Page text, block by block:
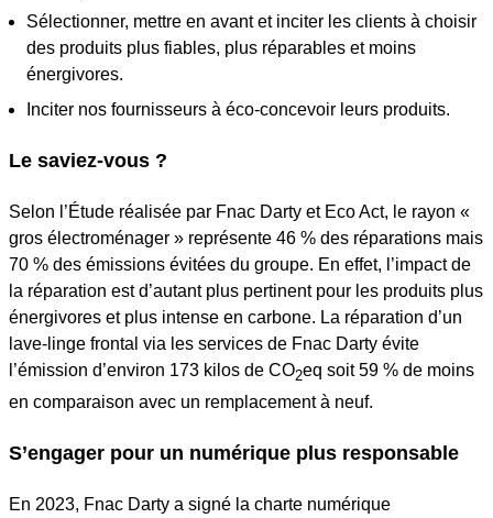
Sélectionner, mettre en avant et inciter les clients à choisir
des produits plus fiables, plus réparables et moins
énergivores.
Inciter nos fournisseurs à éco-concevoir leurs produits.
Le saviez-vous ?
Selon l’Étude réalisée par Fnac Darty et Eco Act, le rayon «
gros électroménager » représente 46 % des réparations mais
70 % des émissions évitées du groupe. En effet, l’impact de
la réparation est d’autant plus pertinent pour les produits plus
énergivores et plus intense en carbone. La réparation d’un
lave-linge frontal via les services de Fnac Darty évite
l’émission d’environ 173 kilos de CO2eq soit 59 % de moins
en comparaison avec un remplacement à neuf.
S’engager pour un numérique plus responsable
En 2023, Fnac Darty a signé la charte numérique